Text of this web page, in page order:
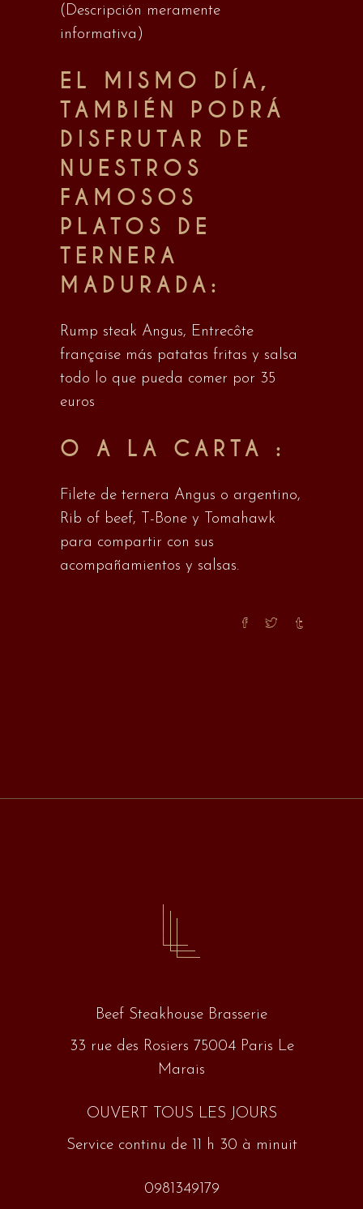
(Descripción meramente
informativa)
EL MISMO DÍA,
TAMBIÉN PODRÁ
DISFRUTAR DE
NUESTROS
FAMOSOS
PLATOS DE
TERNERA
MADURADA:
Rump steak Angus, Entrecôte
française más patatas fritas y salsa
todo lo que pueda comer por 35
euros
O A LA CARTA :
Filete de ternera Angus o argentino,
Rib of beef, T-Bone y Tomahawk
para compartir con sus
acompañamientos y salsas.
Beef Steakhouse Brasserie
33 rue des Rosiers 75004 Paris Le
Marais
OUVERT TOUS LES JOURS
Service continu de 11 h 30 à minuit
0981349179